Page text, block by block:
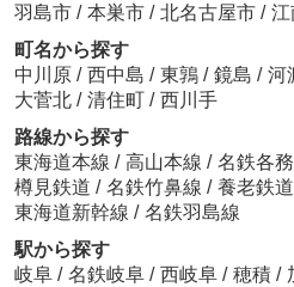
羽島市 / 本巣市 / 北名古屋市 / 江
町名から探す
中川原 / 西中島 / 東鶉 / 鏡島 / 河
大菅北 / 清住町 / 西川手
路線から探す
東海道本線 / 高山本線 / 名鉄各
樽見鉄道 / 名鉄竹鼻線 / 養老鉄道
東海道新幹線 / 名鉄羽島線
駅から探す
岐阜 / 名鉄岐阜 / 西岐阜 / 穂積 /